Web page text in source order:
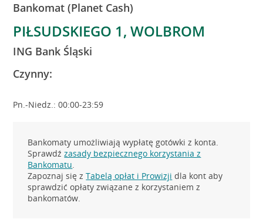
Bankomat (Planet Cash)
PIŁSUDSKIEGO 1, WOLBROM
ING Bank Śląski
Czynny:
Pn.-Niedz.: 00:00-23:59
Bankomaty umożliwiają wypłatę gotówki z konta.
Sprawdźzasady bezpiecznego korzystania z
Bankomatu.
Zapoznaj się zTabelą opłat i Prowizji dla kont aby
sprawdzić opłaty związane z korzystaniem z
bankomatów.